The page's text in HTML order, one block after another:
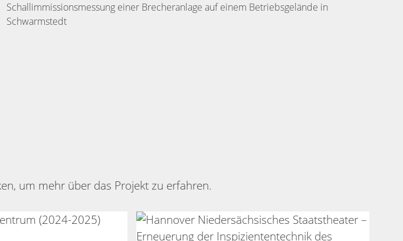
Schallimmissionsmessung einer Brecheranlage auf einem Betriebsgelände in
Schwarmstedt
um mehr über das Projekt zu erfahren.